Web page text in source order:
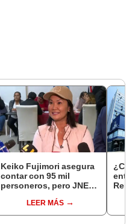
Keiko Fujimori asegura
contar con 95 mil
personeros, pero JNE
el paísLEER MÁS
entre